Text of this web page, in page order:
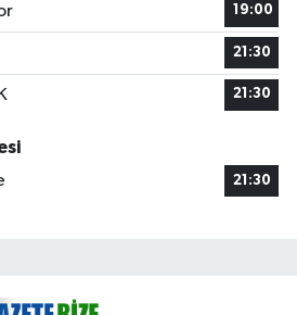
19:00
21:30
21:30
21:30